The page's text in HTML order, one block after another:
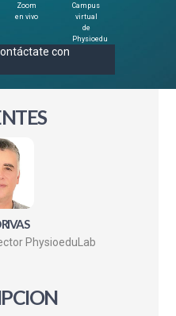
Zoom
en vivo
Campus
virtual
de
Physioedu
con
PhysioeduLab